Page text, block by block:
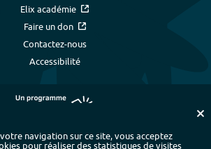
Elix académie
Faire un don
Contactez-nous
Accessibilité
navigation sur ce site, vous acceptez
pour réaliser des statistiques de visites